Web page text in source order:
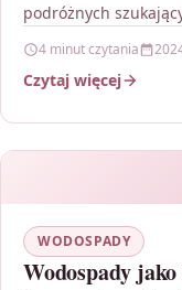
podróżnych
4 minut czytania
Czytaj więcej
WODOSPADY
Wodospady